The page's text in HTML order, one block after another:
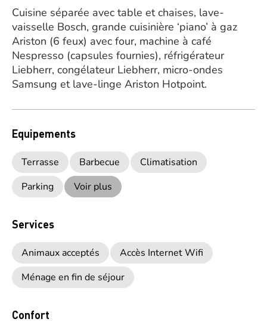
Cuisine séparée avec table et chaises, lave-
vaisselle Bosch, grande cuisinière ‘piano’ à gaz
Ariston (6 feux) avec four, machine à café
Nespresso (capsules fournies), réfrigérateur
Liebherr, congélateur Liebherr, micro-ondes
Samsung et lave-linge Ariston Hotpoint.
Equipements
Terrasse Barbecue
Climatisation
Parking
Voir plus
Services
Animaux acceptés
Accès Internet Wifi
Ménage en fin de séjour
Confort